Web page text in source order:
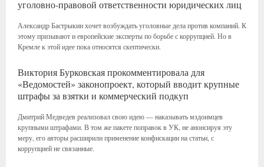
уголовно-правовой ответственности юридических лиц
Александр Бастрыкин хочет возбуждать уголовные дела против компаний. К
этому призывают и европейские эксперты по борьбе с коррупцией. Но в
Кремле к этой идее пока относятся скептически.
Виктория Бурковская прокомментировала для
«Ведомостей» законопроект, который вводит крупные
штрафы за взятки и коммерческий подкуп
Дмитрий Медведев реализовал свою идею — наказывать мздоимцев
крупными штрафами. В том же пакете поправок в УК, не анонсируя эту
меру, его авторы расширили применение конфискации на статьи, с
коррупцией не связанные.